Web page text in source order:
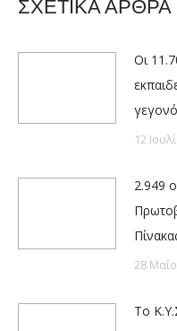
ΣΧΕΤΙΚΑ ΑΡΘΡΑ
Οι
12
2.949
28
Το